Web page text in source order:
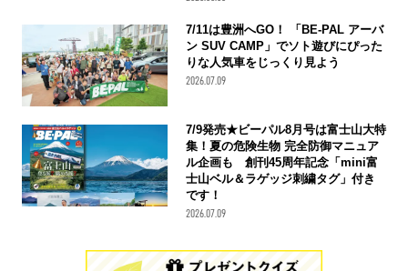
7/11は豊洲へGO！ 「BE-PAL アーバ
ン SUV CAMP」でソト遊びにぴった
りな人気車をじっくり見よう
2026.07.09
7/9発売★ビーパル8月号は富士山大特
集！夏の危険生物 完全防御マニュア
ル企画も 創刊45周年記念「mini富
士山ベル＆ラゲッジ刺繍タグ」付き
です！
2026.07.09